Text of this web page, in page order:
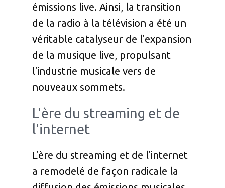
émissions live. Ainsi, la transition
de la radio à la télévision a été un
véritable catalyseur de l'expansion
de la musique live, propulsant
l'industrie musicale vers de
nouveaux sommets.
L'ère du streaming et de
l'internet
L'ère du streaming et de l'internet
a remodelé de façon radicale la